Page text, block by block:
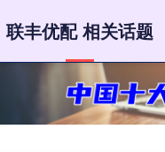
联丰优配 相关话题